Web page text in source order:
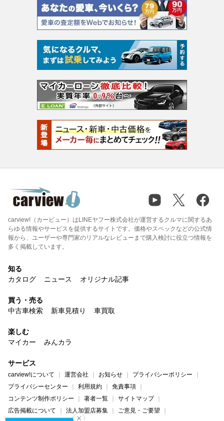
carview!（カービュー）はLINEヤフー株式会社が運営するクルマに関するあ
らゆる情報やサービスを提供するサイトです。価格やスペックなどの公式情
報から、ユーザーや専門家のリアルなレビューまで購入検討に役立つ情報を
多く掲載しています。
知る
カタログ
ニュース オリジナル記事
買う・売る
中古車検索
新車見積り 車買取
楽しむ
マイカー
みんカラ
サービス
carview!について 運営会社 お知らせ
プライバシーポリシー
プライバシーセンター
利用規約
免責事項
コンテンツ制作ポリシー
著者一覧
サイトマップ
広告掲載について
法人加盟店募集
ご意見・ご要望